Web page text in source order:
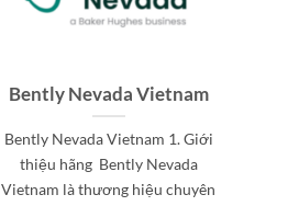
Bently Nevada Vietnam
Bently Nevada Vietnam 1. Giới
thiệu hãng Bently Nevada
Vietnam là thương hiệu chuyên